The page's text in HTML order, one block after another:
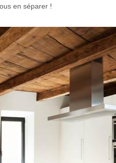
en séparer !